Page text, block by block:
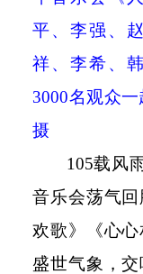
平、李强、
祥、李希、
3000名观众
摄
105载风
音乐会荡气
欢歌》《心
盛世气象，